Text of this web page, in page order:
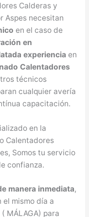
Calderas y
Aspes necesitan
en el caso de
en
experiencia en
Calentadores
técnicos
cualquier avería
capacitación.
en la
Calentadores
Somos tu servicio
confianza.
manera inmediata,
mismo día a
MÁLAGA) para